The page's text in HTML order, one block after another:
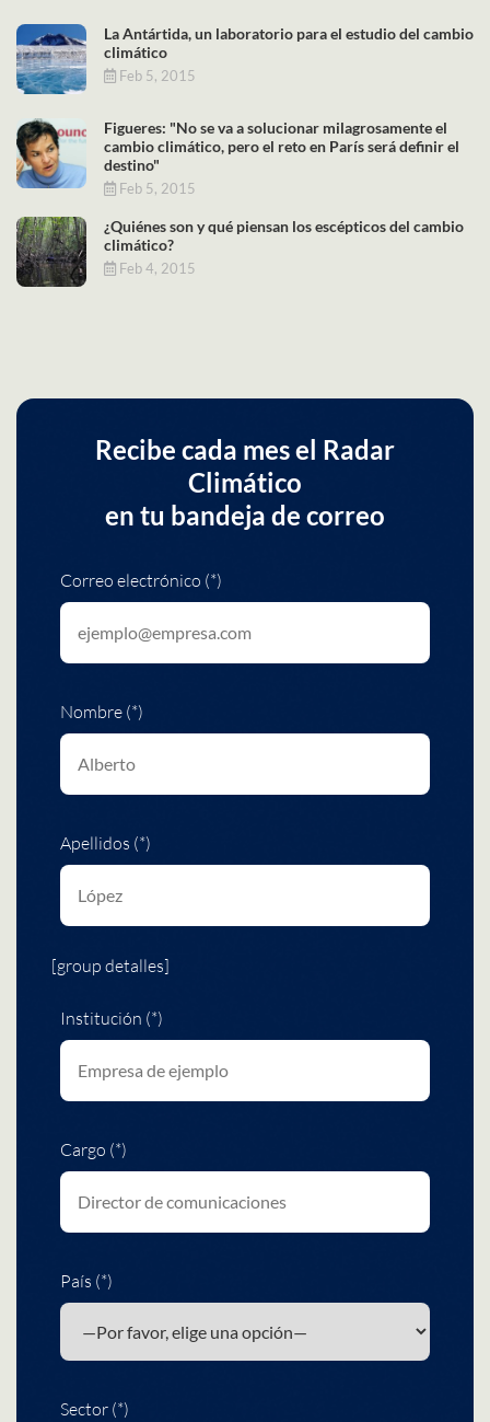
La Antártida, un laboratorio para el estudio del cambio
climático
Feb 5, 2015
Figueres: "No se va a solucionar milagrosamente el
cambio climático, pero el reto en París será definir el
destino"
Feb 5, 2015
¿Quiénes son y qué piensan los escépticos del cambio
climático?
Feb 4, 2015
Recibe cada mes el Radar
Climático
en tu bandeja de correo
Correo electrónico (*)
Nombre (*)
Apellidos (*)
[group detalles]
Institución (*)
Cargo (*)
País (*)
Sector (*)